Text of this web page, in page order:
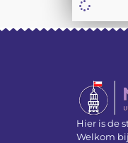
Hier is de
Welkom